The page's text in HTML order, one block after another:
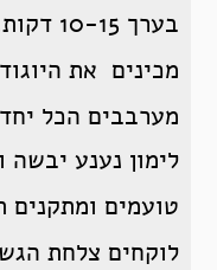
בערך 10-15 דקות.
מכינים את
מערבבים הכל
לימון נענע יבשה
טועמים ומתקנים
לוקחים צלחת